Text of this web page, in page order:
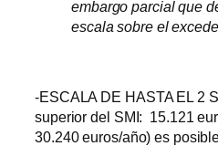
embargo parcial que
escala sobre el
-ESCALA DE HASTA EL 2
superior del SMI: 15.121
30.240 euros/año) es